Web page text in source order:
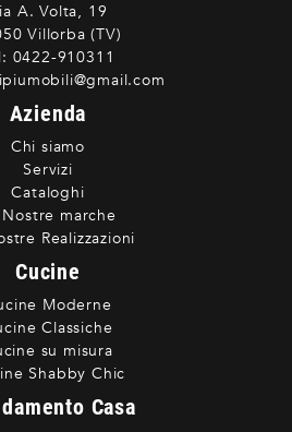
A. Volta, 19
Villorba (TV)
0422-910311
Azienda
Chi siamo
Servizi
Cataloghi
Nostre marche
Realizzazioni
Cucine
Moderne
Classiche
su misura
Shabby Chic
Casa